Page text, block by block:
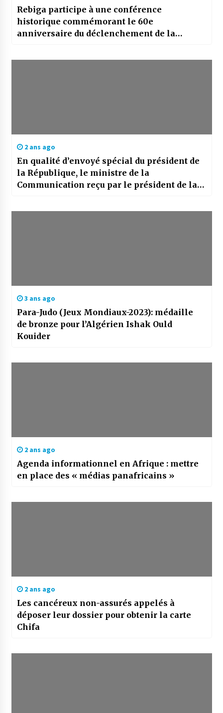
Rebiga participe à une conférence
historique commémorant le 60e
anniversaire du déclenchement de la
2 ans ago
En qualité d’envoyé spécial du président de
la République, le ministre de la
Communication reçu par le président de la
3 ans ago
Para-Judo (Jeux Mondiaux-2023): médaille
de bronze pour l’Algérien Ishak Ould
Kouider
2 ans ago
Agenda informationnel en Afrique : mettre
en place des « médias panafricains »
2 ans ago
Les cancéreux non-assurés appelés à
déposer leur dossier pour obtenir la carte
Chifa